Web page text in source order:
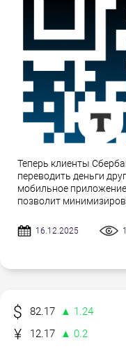
Теперь клиенты
переводить деньги
мобильное
позволит
16.12.2025
82.17 ▲ 1.24
12.17
▲ 0.2